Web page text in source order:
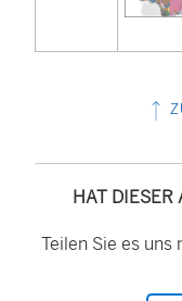
HAT DIESER
Teilen Sie es